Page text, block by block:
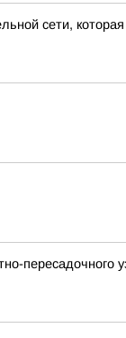
сети,
пересадочного